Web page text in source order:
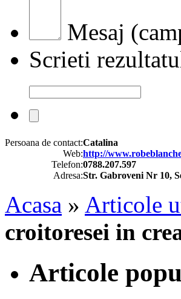
Mesaj
Scrieti
Persoana de contact:Catalina
Web:http://
Telefon:0788.207.597
Adresa:Str. Gabroveni Nr 10,
Acasa » Articole
croitoresei in
Articole